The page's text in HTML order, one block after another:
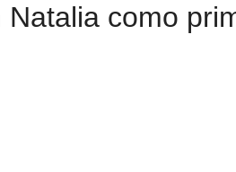
como